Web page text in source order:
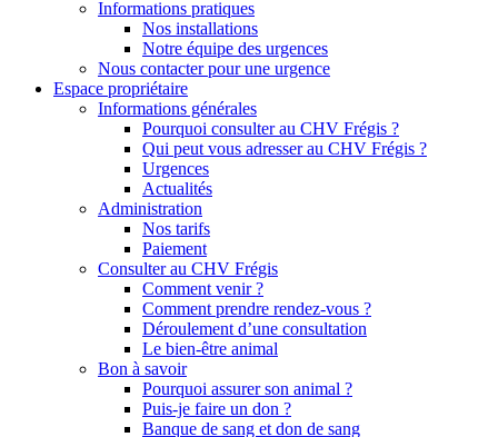
Informations pratiques
Nos installations
Notre équipe des urgences
Nous contacter pour une urgence
Espace propriétaire
Informations générales
Pourquoi consulter au CHV Frégis ?
Qui peut vous adresser au CHV Frégis ?
Urgences
Actualités
Administration
Nos tarifs
Paiement
Consulter au CHV Frégis
Comment venir ?
Comment prendre rendez-vous ?
Déroulement d’une consultation
Le bien-être animal
Bon à savoir
Pourquoi assurer son animal ?
Puis-je faire un don ?
Banque de sang et don de sang